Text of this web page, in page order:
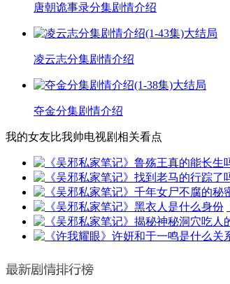
唐朝诡事录分集剧情介绍
凌云志分集剧情介绍
夺金分集剧情介绍
我的女友比我帅电视剧相关看点